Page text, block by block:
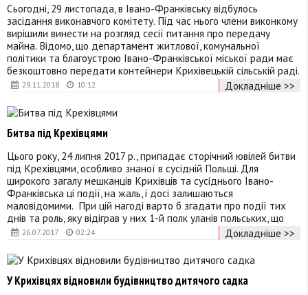
29.11.2018 10:12
Сьогодні, 29 листопада, в Івано-Франківську відбулось
засідання виконавчого комітету. Під час нього члени виконкому
вирішили винести на розгляд сесії питання про передачу
майна. Відомо, що департамент житлової, комунальної
політики та благоустрою Івано-Франківської міської ради має
безкоштовно передати контейнери Крихівецькій сільській раді.
Докладніше >>
26.07.2017 02:24
Битва під Крехівцями
Цього року, 24 липня 2017 р., припадає сторічний ювілей битви
під Kрехівцями, особливо знаної в сусідній Польщі. Для
широкого загалу мешканців Крихівців та сусіднього Івано-
Франківська ці події, на жаль, і досі залишаються
маловідомими. При цій нагоді варто б згадати про події тих
днів та роль, яку відіграв у них 1-й полк уланів польських, що
Докладніше >>
У Крихівцях відновили будівництво дитячого садка